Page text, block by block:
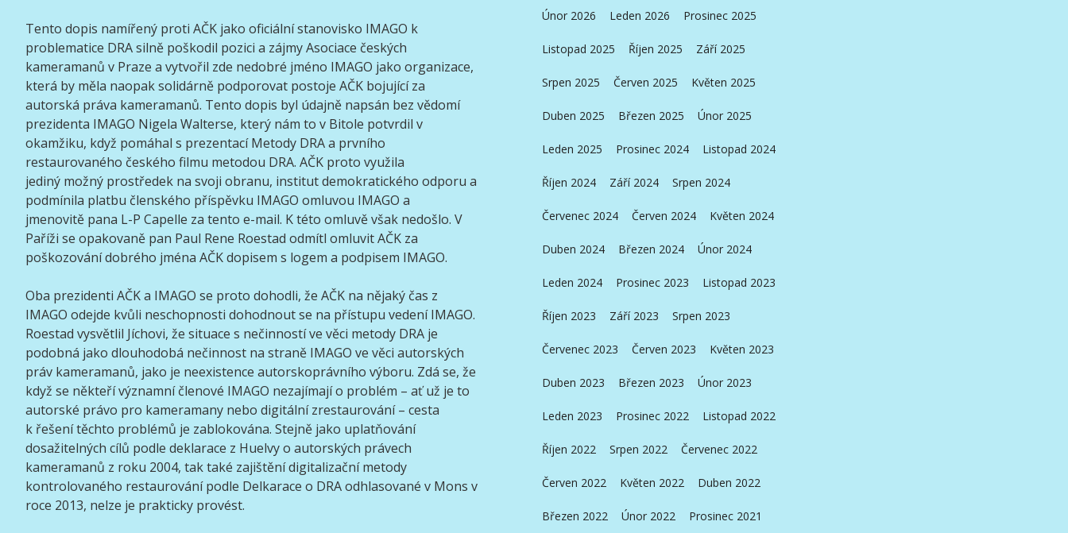
Tento dopis namířený proti AČK jako oficiální stanovisko IMAGO k
problematice DRA silně poškodil pozici a zájmy Asociace českých
kameramanů v Praze a vytvořil zde nedobré jméno IMAGO jako organizace,
která by měla naopak solidárně podporovat postoje AČK bojující za
autorská práva kameramanů. Tento dopis byl údajně napsán bez vědomí
prezidenta IMAGO Nigela Walterse, který nám to v Bitole potvrdil v
okamžiku, když pomáhal s prezentací Metody DRA a prvního
restaurovaného českého filmu metodou DRA. AČK proto využila
jediný možný prostředek na svoji obranu, institut demokratického odporu a
podmínila platbu členského příspěvku IMAGO omluvou IMAGO a
jmenovitě pana L-P Capelle za tento e-mail. K této omluvě však nedošlo. V
Paříži se opakovaně pan Paul Rene Roestad odmítl omluvit AČK za
poškozování dobrého jména AČK dopisem s logem a podpisem IMAGO.
Oba prezidenti AČK a IMAGO se proto dohodli, že AČK na nějaký čas z
IMAGO odejde kvůli neschopnosti dohodnout se na přístupu vedení IMAGO.
Roestad vysvětlil Jíchovi, že situace s nečinností ve věci metody DRA je
podobná jako dlouhodobá nečinnost na straně IMAGO ve věci autorských
práv kameramanů, jako je neexistence autorskoprávního výboru. Zdá se, že
když se někteří významní členové IMAGO nezajímají o problém – ať už je to
autorské právo pro kameramany nebo digitální zrestaurování – cesta
k řešení těchto problémů je zablokována. Stejně jako uplatňování
dosažitelných cílů podle deklarace z Huelvy o autorských právech
kameramanů z roku 2004, tak také zajištění digitalizační metody
kontrolovaného restaurování podle Delkarace o DRA odhlasované v Mons v
roce 2013, nelze je prakticky provést.
Únor 2026 Leden 2026 Prosinec 2025
Listopad 2025 Říjen 2025 Září 2025
Srpen 2025 Červen 2025 Květen 2025
Duben 2025 Březen 2025 Únor 2025
Leden 2025 Prosinec 2024 Listopad 2024
Říjen 2024 Září 2024 Srpen 2024
Červenec 2024 Červen 2024 Květen 2024
Duben 2024 Březen 2024 Únor 2024
Leden 2024 Prosinec 2023 Listopad 2023
Říjen 2023 Září 2023 Srpen 2023
Červenec 2023 Červen 2023 Květen 2023
Duben 2023 Březen 2023 Únor 2023
Leden 2023 Prosinec 2022 Listopad 2022
Říjen 2022 Srpen 2022 Červenec 2022
Červen 2022 Květen 2022 Duben 2022
Březen 2022 Únor 2022 Prosinec 2021